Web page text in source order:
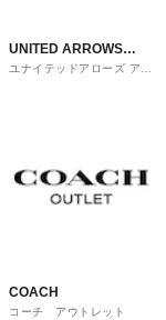
UNITED ARROWS
OUTLET
ユナイテッドアローズ アウ
COACH
コーチ アウトレット